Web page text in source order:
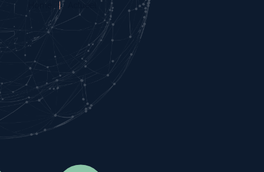
Home